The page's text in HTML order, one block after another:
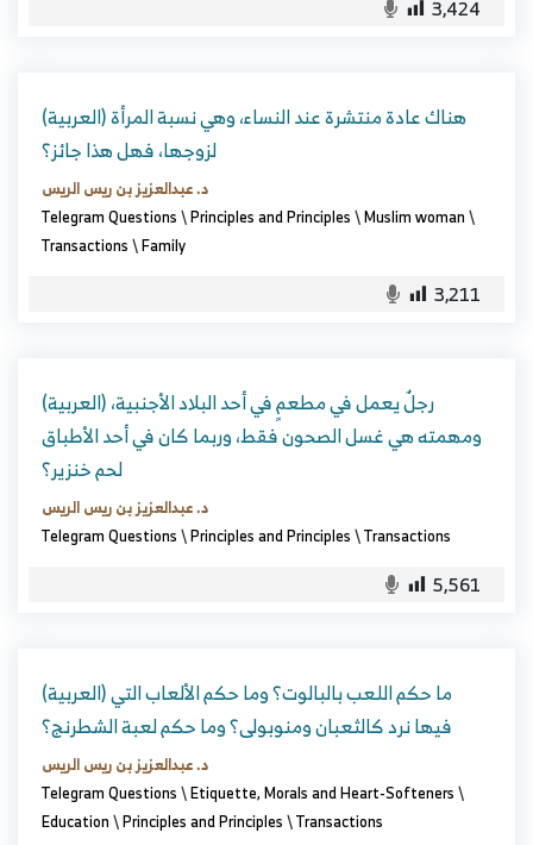
3,424
(العربية) هناك عادة منتشرة عند النساء، وهي نسبة المرأة
لزوجها، فهل هذا جائز؟
د. عبدالعزيز بن ريس الريس
Telegram Questions\Principles and Principles\Muslim woman\
Transactions\Family
3,211
(العربية) رجلٌ يعمل في مطعمٍ في أحد البلاد الأجنبية،
ومهمته هي غسل الصحون فقط، وربما كان في أحد الأطباق
لحم خنزير؟
د. عبدالعزيز بن ريس الريس
Telegram Questions\Principles and Principles\Transactions
5,561
(العربية) ما حكم اللعب بالبالوت؟ وما حكم الألعاب التي
فيها نرد كالثعبان ومنوبولى؟ وما حكم لعبة الشطرنج؟
د. عبدالعزيز بن ريس الريس
Telegram Questions\Etiquette, Morals and Heart-Softeners\
Education\Principles and Principles\Transactions